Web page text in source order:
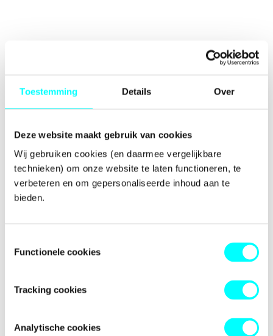
Toestemming Details Over
Deze website maakt gebruik van cookies
Wij gebruiken cookies (en daarmee vergelijkbare
technieken) om onze website te laten functioneren, te
verbeteren en om gepersonaliseerde inhoud aan te
bieden.
Functionele cookies
Tracking cookies
Analytische cookies
-side exception has occurred while
browser consolefor